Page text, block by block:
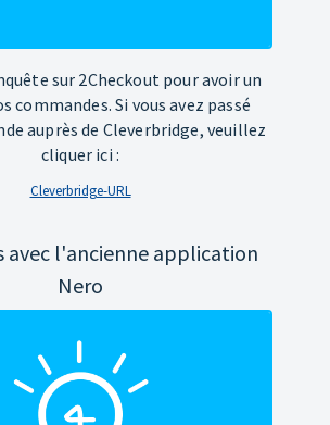
sur 2Checkout pour avoir un
commandes. Si vous avez passé
auprès de Cleverbridge, veuillez
cliquer ici :
Cleverbridge-URL
avec l'ancienne application
Nero